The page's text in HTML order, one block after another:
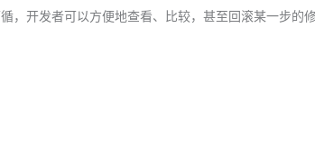
开发者可以方便地查看、比较，甚至回滚某一步的修